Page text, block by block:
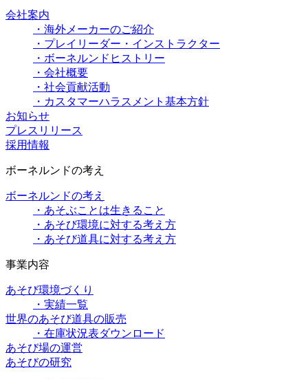
会社案内
・海外メーカーのご紹介
・プレイリーダー・インストラクター
・ボーネルンドヒストリー
・会社概要
・社会貢献活動
・カスタマーハラスメント基本方針
お知らせ
プレスリリース
採用情報
ボーネルンドの考え
ボーネルンドの考え
・あそぶことは生きること
・あそび環境に対する考え方
・あそび道具に対する考え方
事業内容
あそび環境づくり
・実績一覧
世界のあそび道具の販売
・在庫状況表ダウンロード
あそび場の運営
あそびの研究